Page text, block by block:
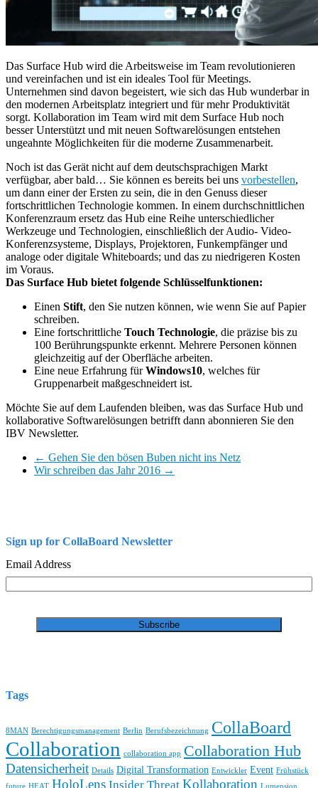
Das Surface Hub wird die Arbeitsweise im Team revolutionieren
und vereinfachen und ist ein ideales Tool für Meetings.
Unternehmen sind davon begeistert, wie sich das Hub wunderbar in
den modernen Arbeitsplatz integriert und für mehr Produktivität
sorgt. Kollaboration im Team wird mit dem Surface Hub noch
besser Unterstützt und mit neuen Softwarelösungen entstehen
ungeahnte Möglichkeiten für die moderne Zusammenarbeit.
Noch ist das Gerät nicht auf dem deutschsprachigen Markt
verfügbar, aber bald… Sie können es bereits bei uns vorbestellen,
um dann einer der Ersten zu sein, die in den Genuss dieser
fortschrittlichen Technologie kommen. In einem durchschnittlichen
Konferenzraum ersetz das Hub eine Reihe unterschiedlicher
Werkzeuge und Technologien, einschließlich der Audio- Video-
Konferenzsysteme, Displays, Projektoren, Funkempfänger und
analoge oder digitale Whiteboards; und das zu niedrigeren Kosten
im Voraus.
Das Surface Hub bietet folgende Schlüsselfunktionen:
Einen Stift, den Sie nutzen können, wie wenn Sie auf Papier
schreiben.
Eine fortschrittliche Touch Technologie, die präzise bis zu
100 Berührungspunkte erkennt. Mehrere Personen können
gleichzeitig auf der Oberfläche arbeiten.
Eine neue Erfahrung fürWindows10, welches für
Gruppenarbeit maßgeschneidert ist.
Möchte Sie auf dem Laufenden bleiben, was das Surface Hub und
kollaborative Softwarelösungen betrifft dann abonnieren Sie den
IBV Newsletter.
← Gehen Sie den bösen Buben nicht ins Netz
Wir schreiben das Jahr 2016 →
Sign up for CollaBoard Newsletter
Email Address
Tags
8MAN Berechtigungsmanagement Berlin Berufsbezeichnung CollaBoard
Collaboration collaboration app Collaboration Hub
Datensicherheit Details Digital Transformation Entwickler Event Frühstück
future HEAT HoloLens Insider Threat Kollaboration Lumension